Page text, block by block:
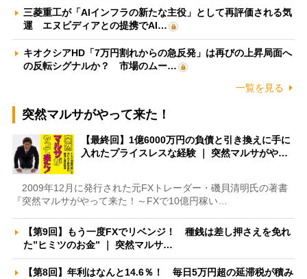
三菱重工が「AIインフラの新たな主役」として再評価される気
運 エヌビディアとの提携でAI…
キオクシアHD「7万円割れからの急反発」は再びの上昇局面へ
の反転シグナルか？ 市場のムー…
一覧を見る
突然マルサがやって来た！
【最終回】1億6000万円の負債と引き換えに手に
入れたプライスレスな経験 ｜ 突然マルサがや…
2009年12月に発行された元FXトレーダー・磯貝清明氏の著書
『突然マルサがやって来た！～FXで10億円稼い…
【第9回】もう一度FXでリベンジ！ 種銭は差し押さえを免れ
た”ヒミツのお金” ｜ 突然マルサ…
【第8回】年利はなんと14.6％！ 毎日5万円超の延滞税が積み